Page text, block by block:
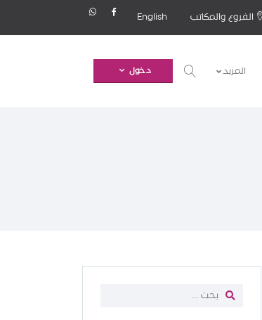
الفروع والمكاتب English
المزيد دخول